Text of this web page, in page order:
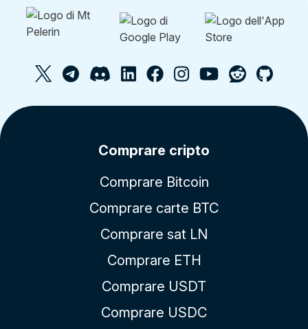
Comprare cripto
Comprare Bitcoin
Comprare carte BTC
Comprare sat LN
Comprare ETH
Comprare USDT
Comprare USDC